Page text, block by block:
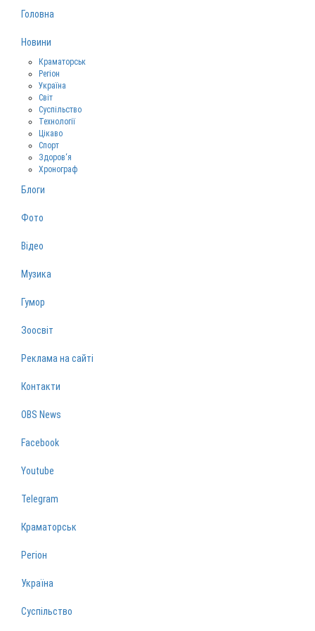
Головна
Новини
Краматорськ
Регіон
Україна
Світ
Суспільство
Технології
Цікаво
Спорт
Здоров‘я
Хронограф
Блоги
Фото
Відео
Музика
Гумор
Зоосвіт
Реклама на сайті
Контакти
OBS News
Facebook
Youtube
Telegram
Краматорськ
Регіон
Україна
Суспільство